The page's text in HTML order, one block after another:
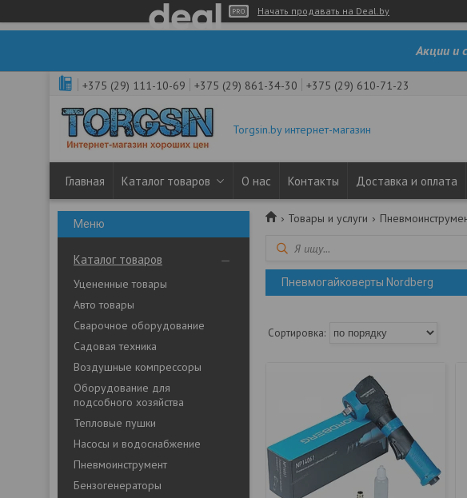
Начать продавать на Deal.by
Акции и
+375 (29) 111-10-69 +375 (29) 861-34-30 +375 (29) 610-71-23
Torgsin.by интернет-магазин
Главная Каталог товаров О нас Контакты Доставка и оплата
Каталог товаров
Уцененные товары
Авто товары
Сварочное оборудование
Садовая техника
Воздушные компрессоры
Оборудование для
подсобного хозяйства
Тепловые пушки
Насосы и водоснабжение
Пневмоинструмент
Бензогенераторы
Товары и услуги
Пневмогайковерты Nordberg